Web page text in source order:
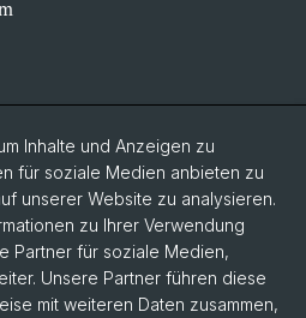
Inhalte und Anzeigen zu
für soziale Medien anbieten zu
unserer Website zu analysieren.
zu Ihrer Verwendung
Partner für soziale Medien,
Unsere Partner führen diese
mit weiteren Daten zusammen,